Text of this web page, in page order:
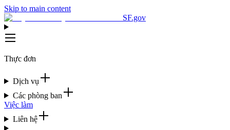
Skip to main content
SF.gov
Thực đơn
Dịch vụ
Các phòng ban
Việc làm
Liên hệ